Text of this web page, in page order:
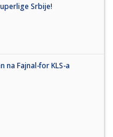
Srbije!
na Fajnal-for KLS-a